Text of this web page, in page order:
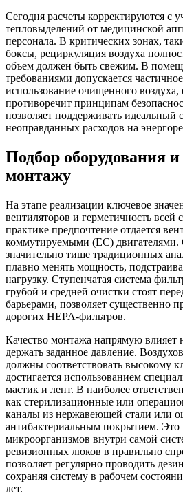
Сегодня расчеты корректируются с
тепловыделений от медицинской
персонала. В критических зонах,
боксы, рециркуляция воздуха
объем должен быть свежим. В
требованиями допускается
использование очищенного воздуха,
противоречит принципам
позволяет поддерживать идеальный
неоправданных расходов на
Подбор оборудования
монтажу
На этапе реализации ключевое
вентиляторов и герметичность
практике предпочтение отдается
коммутируемыми (EC)
значительно тише традиционных
плавно менять мощность,
нагрузку. Ступенчатая система
грубой и средней очистки стоят
барьерами, позволяет существенно
дорогих HEPA-фильтров.
Качество монтажа напрямую влияет
держать заданное давление.
должны соответствовать высокому
достигается использованием
мастик и лент. В наиболее
как стерилизационные или
каналы из нержавеющей стали или
антибактериальным покрытием. Это
микроорганизмов внутри самой
ревизионных люков в правильно
позволяет регулярно проводить
сохраняя систему в рабочем
лет.